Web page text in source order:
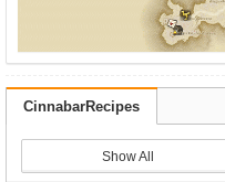
CinnabarRecipes
Show All